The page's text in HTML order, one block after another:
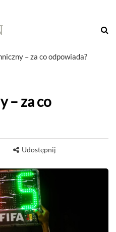
– za co odpowiada?
– za co
Udostępnij